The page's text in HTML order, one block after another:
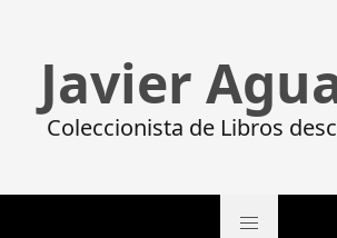
Javier
Coleccionista de Libros